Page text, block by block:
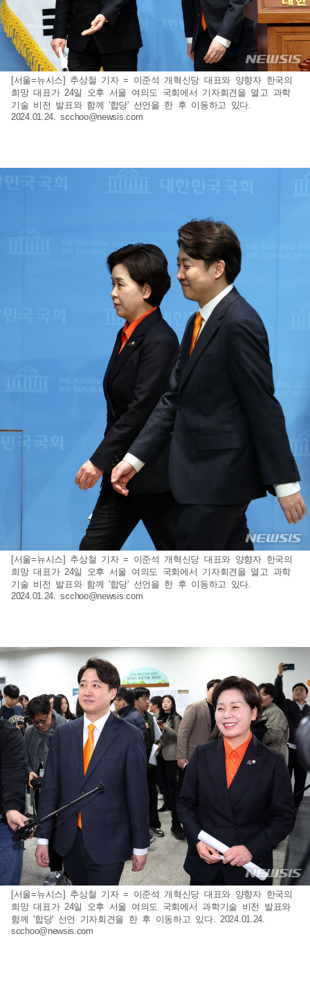
[서울=뉴시스] 추상철 기자 = 이준석 개혁신당 대표와 양향자 한국의
희망 대표가 24일 오후 서울 여의도 국회에서 기자회견을 열고 과학
기술 비전 발표와 함께 '합당' 선언을 한 후 이동하고 있다.
2024.01.24.scchoo@newsis.com
[서울=뉴시스] 추상철 기자 = 이준석 개혁신당 대표와 양향자 한국의
희망 대표가 24일 오후 서울 여의도 국회에서 기자회견을 열고 과학
기술 비전 발표와 함께 '합당' 선언을 한 후 이동하고 있다.
2024.01.24.scchoo@newsis.com
[서울=뉴시스] 추상철 기자 = 이준석 개혁신당 대표와 양향자 한국의
희망 대표가 24일 오후 서울 여의도 국회에서 과학기술 비전 발표와
함께 '합당' 선언 기자회견을 한 후 이동하고 있다. 2024.01.24.
scchoo@newsis.com